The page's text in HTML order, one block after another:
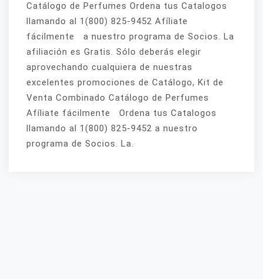
Catálogo de Perfumes Ordena tus Catalogos
llamando al 1(800) 825-9452 Afíliate
fácilmente a nuestro programa de Socios. La
afiliación es Gratis. Sólo deberás elegir
aprovechando cualquiera de nuestras
excelentes promociones de Catálogo, Kit de
Venta Combinado Catálogo de Perfumes
Afíliate fácilmente Ordena tus Catalogos
llamando al 1(800) 825-9452 a nuestro
programa de Socios. La.